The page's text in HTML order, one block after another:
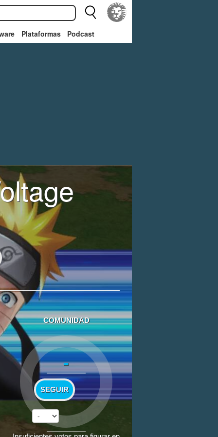
Plataformas Podcast
COMUNIDAD
-
SEGUIR